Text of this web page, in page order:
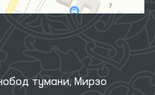
тумани, Мирзо